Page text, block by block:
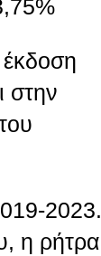
στην
2023.
η ρήτρα